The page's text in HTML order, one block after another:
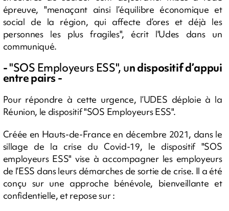
épreuve, "menaçant ainsi l’équilibre économique et
social de la région, qui affecte d’ores et déjà les
personnes les plus fragiles", écrit l'Udes dans un
communiqué.
-"SOS Employeurs ESS", un dispositif d’appui
entre pairs -
Pour répondre à cette urgence, l’UDES déploie à la
Réunion, le dispositif "SOS Employeurs ESS".
Créée en Hauts-de-France en décembre 2021, dans le
sillage de la crise du Covid-19, le dispositif "SOS
employeurs ESS" vise à accompagner les employeurs
de l’ESS dans leurs démarches de sortie de crise. Il a été
conçu sur une approche bénévole, bienveillante et
confidentielle, et repose sur :